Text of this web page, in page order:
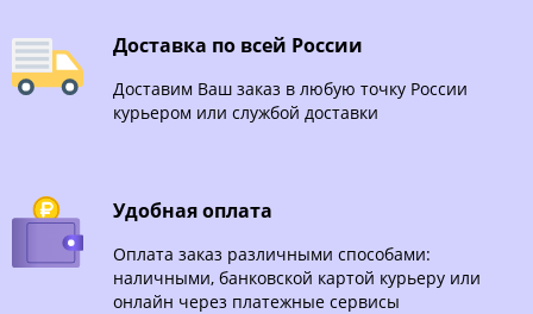
Доставка по всей России
Доставим Ваш заказ в любую точку России
курьером или службой доставки
Удобная оплата
Оплата заказ различными способами:
наличными, банковской картой курьеру или
онлайн через платежные сервисы